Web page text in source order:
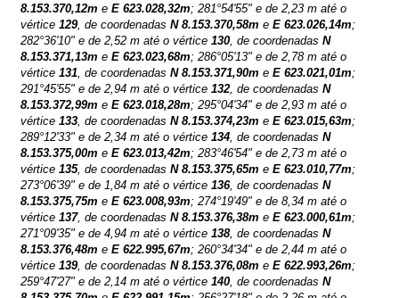
8.153.370,12m e E 623.028,32m; 281°54'55" e de 2,23 m até o
vértice 129, de coordenadas N 8.153.370,58m e E 623.026,14m;
282°36'10" e de 2,52 m até o vértice 130 , de coordenadas N
8.153.371,13m e E 623.023,68m; 286°05'13" e de 2,78 m até o
vértice 131 , de coordenadas N 8.153.371,90m e E 623.021,01m;
291°45'55" e de 2,94 m até o vértice 132 , de coordenadas N
8.153.372,99m e E 623.018,28m; 295°04'34" e de 2,93 m até o
vértice 133 , de coordenadas N 8.153.374,23m e E 623.015,63m;
289°12'33" e de 2,34 m até o vértice 134 , de coordenadas N
8.153.375,00m e E 623.013,42m; 283°46'54" e de 2,73 m até o
vértice 135, de coordenadas N 8.153.375,65m e E 623.010,77m;
273°06'39" e de 1,84 m até o vértice 136, de coordenadas N
8.153.375,75m e E 623.008,93m; 274°19'49" e de 8,34 m até o
vértice 137, de coordenadas N 8.153.376,38m e E 623.000,61m;
271°09'35" e de 4,94 m até o vértice 138, de coordenadas N
8.153.376,48m e E 622.995,67m; 260°34'34" e de 2,44 m até o
vértice 139, de coordenadas N 8.153.376,08m e E 622.993,26m;
259°47'27" e de 2,14 m até o vértice 140 , de coordenadas N